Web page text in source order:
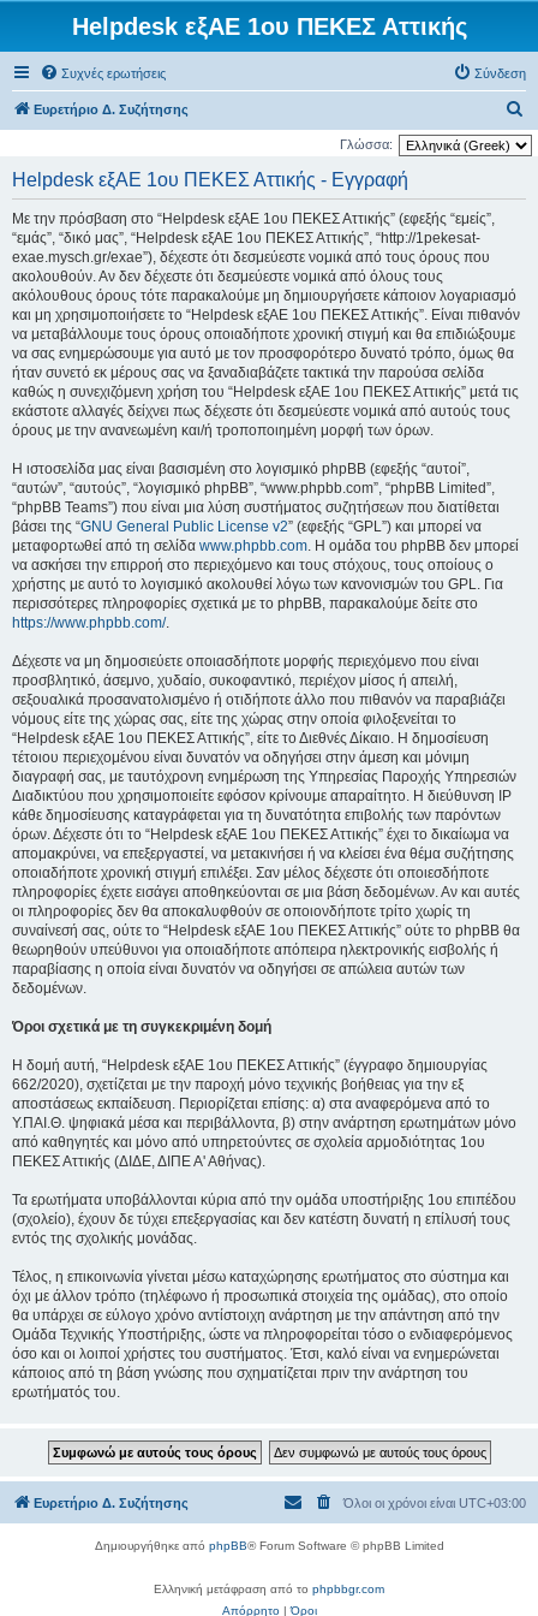
Helpdesk εξΑΕ 1ου ΠΕΚΕΣ Αττικής
Συχνές ερωτήσεις Σύνδεση
Ευρετήριο Δ. Συζήτησης
ν
Γλώσσα:
Helpdesk εξΑΕ 1ου ΠΕΚΕΣ Αττικής - Εγγραφή
Με την πρόσβαση στο “Helpdesk εξΑΕ 1ου ΠΕΚΕΣ Αττικής” (εφεξής “εμείς”,
“εμάς”, “δικό μας”, “Helpdesk εξΑΕ 1ου ΠΕΚΕΣ Αττικής”, “http://1pekesat-
exae.mysch.gr/exae”), δέχεστε ότι δεσμεύεστε νομικά από τους όρους που
ακολουθούν. Αν δεν δέχεστε ότι δεσμεύεστε νομικά από όλους τους
ακόλουθους όρους τότε παρακαλούμε μη δημιουργήσετε κάποιον λογαριασμό
και μη χρησιμοποιήσετε το “Helpdesk εξΑΕ 1ου ΠΕΚΕΣ Αττικής”. Είναι πιθανόν
να μεταβάλλουμε τους όρους οποιαδήποτε χρονική στιγμή και θα επιδιώξουμε
να σας ενημερώσουμε για αυτό με τον προσφορότερο δυνατό τρόπο, όμως θα
ήταν συνετό εκ μέρους σας να ξαναδιαβάζετε τακτικά την παρούσα σελίδα
καθώς η συνεχιζόμενη χρήση του “Helpdesk εξΑΕ 1ου ΠΕΚΕΣ Αττικής” μετά τις
εκάστοτε αλλαγές δείχνει πως δέχεστε ότι δεσμεύεστε νομικά από αυτούς τους
όρους με την ανανεωμένη και/ή τροποποιημένη μορφή των όρων.
Η ιστοσελίδα μας είναι βασισμένη στο λογισμικό phpBB (εφεξής “αυτοί”,
“αυτών”, “αυτούς”, “λογισμικό phpBB”, “www.phpbb.com”, “phpBB Limited”,
“phpBB Teams”) που είναι μια λύση συστήματος συζητήσεων που διατίθεται
βάσει της “GNU General Public License v2” (εφεξής “GPL”) και μπορεί να
μεταφορτωθεί από τη σελίδα www.phpbb.com. Η ομάδα του phpBB δεν μπορεί
να ασκήσει την επιρροή στο περιεχόμενο και τους στόχους, τους οποίους ο
χρήστης με αυτό το λογισμικό ακολουθεί λόγω των κανονισμών του GPL. Για
περισσότερες πληροφορίες σχετικά με το phpBB, παρακαλούμε δείτε στο
https://www.phpbb.com/.
Δέχεστε να μη δημοσιεύετε οποιασδήποτε μορφής περιεχόμενο που είναι
προσβλητικό, άσεμνο, χυδαίο, συκοφαντικό, περιέχον μίσος ή απειλή,
σεξουαλικά προσανατολισμένο ή οτιδήποτε άλλο που πιθανόν να παραβιάζει
νόμους είτε της χώρας σας, είτε της χώρας στην οποία φιλοξενείται το
“Helpdesk εξΑΕ 1ου ΠΕΚΕΣ Αττικής”, είτε το Διεθνές Δίκαιο. Η δημοσίευση
τέτοιου περιεχομένου είναι δυνατόν να οδηγήσει στην άμεση και μόνιμη
διαγραφή σας, με ταυτόχρονη ενημέρωση της Υπηρεσίας Παροχής Υπηρεσιών
Διαδικτύου που χρησιμοποιείτε εφόσον κρίνουμε απαραίτητο. Η διεύθυνση IP
κάθε δημοσίευσης καταγράφεται για τη δυνατότητα επιβολής των παρόντων
όρων. Δέχεστε ότι το “Helpdesk εξΑΕ 1ου ΠΕΚΕΣ Αττικής” έχει το δικαίωμα να
απομακρύνει, να επεξεργαστεί, να μετακινήσει ή να κλείσει ένα θέμα συζήτησης
οποιαδήποτε χρονική στιγμή επιλέξει. Σαν μέλος δέχεστε ότι οποιεσδήποτε
πληροφορίες έχετε εισάγει αποθηκεύονται σε μια βάση δεδομένων. Αν και αυτές
οι πληροφορίες δεν θα αποκαλυφθούν σε οποιονδήποτε τρίτο χωρίς τη
συναίνεσή σας, ούτε το “Helpdesk εξΑΕ 1ου ΠΕΚΕΣ Αττικής” ούτε το phpBB θα
θεωρηθούν υπεύθυνοι για οποιαδήποτε απόπειρα ηλεκτρονικής εισβολής ή
παραβίασης η οποία είναι δυνατόν να οδηγήσει σε απώλεια αυτών των
δεδομένων.
Όροι σχετικά με τη συγκεκριμένη δομή
Η δομή αυτή, “Helpdesk εξΑΕ 1ου ΠΕΚΕΣ Αττικής” (έγγραφο δημιουργίας
662/2020), σχετίζεται με την παροχή μόνο τεχνικής βοήθειας για την εξ
αποστάσεως εκπαίδευση. Περιορίζεται επίσης: α) στα αναφερόμενα από το
Υ.ΠΑΙ.Θ. ψηφιακά μέσα και περιβάλλοντα, β) στην ανάρτηση ερωτημάτων μόνο
από καθηγητές και μόνο από υπηρετούντες σε σχολεία αρμοδιότητας 1ου
ΠΕΚΕΣ Αττικής (ΔΙΔΕ, ΔΙΠΕ Α' Αθήνας).
Τα ερωτήματα υποβάλλονται κύρια από την ομάδα υποστήριξης 1ου επιπέδου
(σχολείο), έχουν δε τύχει επεξεργασίας και δεν κατέστη δυνατή η επίλυσή τους
εντός της σχολικής μονάδας.
Τέλος, η επικοινωνία γίνεται μέσω καταχώρησης ερωτήματος στο σύστημα και
όχι με άλλον τρόπο (τηλέφωνο ή προσωπικά στοιχεία της ομάδας), στο οποίο
θα υπάρχει σε εύλογο χρόνο αντίστοιχη ανάρτηση με την απάντηση από την
Ομάδα Τεχνικής Υποστήριξης, ώστε να πληροφορείται τόσο ο ενδιαφερόμενος
όσο και οι λοιποί χρήστες του συστήματος. Έτσι, καλό είναι να ενημερώνεται
κάποιος από τη βάση γνώσης που σχηματίζεται πριν την ανάρτηση του
ερωτήματός του.
Ευρετήριο Δ. Συζήτησης Όλοι οι χρόνοι είναι UTC+03:00
Δημιουργήθηκε από phpBB® Forum Software © phpBB Limited
Ελληνική μετάφραση από το phpbbgr.com
Απόρρητο|Όροι